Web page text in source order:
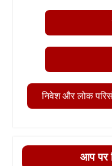
निवेश और लोक
आप पर